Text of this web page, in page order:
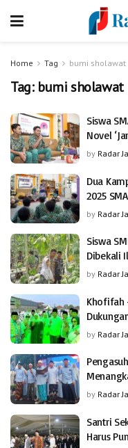
Home Tag bumi sholawat
Tag: bumi sholawat
Siswa
Novel
by Radar
Dua
2025
by Radar
Siswa
Dibekali
by Radar
Khofifah
by Radar
by Radar
Santri
Harus